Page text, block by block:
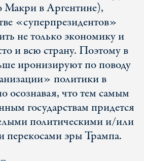
в Аргентине),
«суперпрезидентов»
не только экономику и
и всю страну. Поэтому в
иронизируют по поводу
политики в
что тем самым
государствам придется
политическими и/или
перекосами эры Трампа.